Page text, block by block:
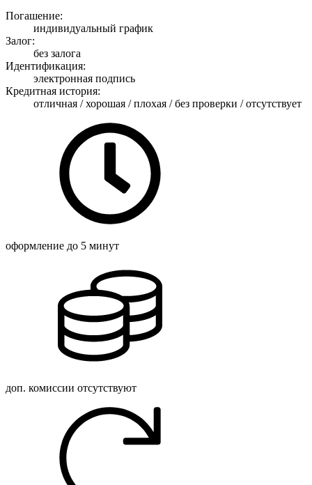
Погашение:
индивидуальный график
Залог:
без залога
Идентификация:
электронная подпись
Кредитная история:
отличная / хорошая / плохая / без проверки / отсутствует
оформление до 5 минут
доп. комиссии отсутствуют